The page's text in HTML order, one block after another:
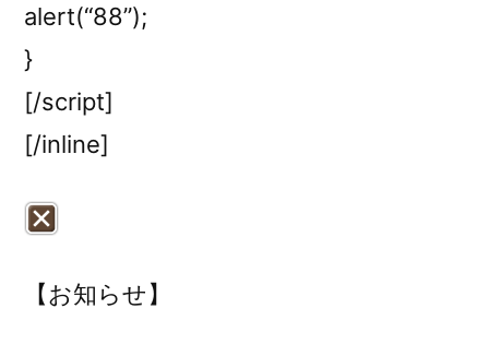
alert(“88”);
}
[/script]
[/inline]
【お知らせ】